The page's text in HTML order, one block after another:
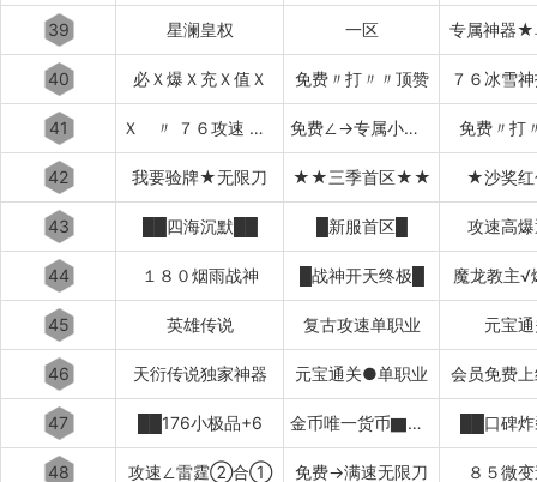
39 星澜皇权 一区 专属神器★
40 必Ｘ爆Ｘ充Ｘ值Ｘ 免费〃打〃〃顶赞 ７６冰雪
41 Ｘ 〃 ７６攻速 〃 Ｘ 免费∠→专属小极品 免费〃打
42 我要验牌★无限刀 ★★三季首区★★ ★沙奖
43 ██四海沉默██ █新服首区█ 攻速高
44 １８０烟雨战神 █战神开天终极█ 魔龙教主√
45 英雄传说 复古攻速单职业 元宝
46 天衍传说独家神器 元宝通关●单职业 会员免费
47 ██176小极品+6 金币唯一货币▇▇▇▇▇▇ ██口碑
48 攻速∠雷霆②合① 免费→满速无限刀 ８５微